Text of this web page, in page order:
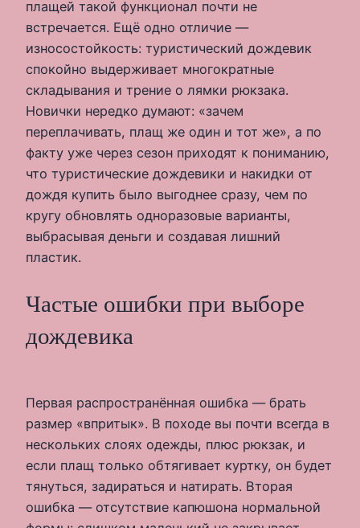
плащей такой функционал почти не
встречается. Ещё одно отличие —
износостойкость: туристический дождевик
спокойно выдерживает многократные
складывания и трение о лямки рюкзака.
Новички нередко думают: «зачем
переплачивать, плащ же один и тот же», а по
факту уже через сезон приходят к пониманию,
что туристические дождевики и накидки от
дождя купить было выгоднее сразу, чем по
кругу обновлять одноразовые варианты,
выбрасывая деньги и создавая лишний
пластик.
Частые ошибки при выборе
дождевика
Первая распространённая ошибка — брать
размер «впритык». В походе вы почти всегда в
нескольких слоях одежды, плюс рюкзак, и
если плащ только обтягивает куртку, он будет
тянуться, задираться и натирать. Вторая
ошибка — отсутствие капюшона нормальной